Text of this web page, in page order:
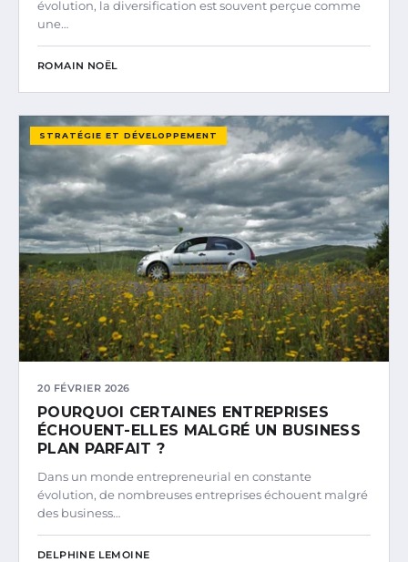
évolution, la diversification est souvent perçue comme
une…
ROMAIN NOËL
STRATÉGIE ET DÉVELOPPEMENT
20 FÉVRIER 2026
POURQUOI CERTAINES ENTREPRISES
ÉCHOUENT-ELLES MALGRÉ UN BUSINESS
PLAN PARFAIT ?
Dans un monde entrepreneurial en constante
évolution, de nombreuses entreprises échouent malgré
des business…
DELPHINE LEMOINE